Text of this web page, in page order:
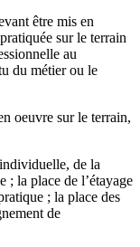
être mis en
sur le terrain
au
du métier ou le
oeuvre sur le terrain,
de la
la place de l’étayage
; la place des
de